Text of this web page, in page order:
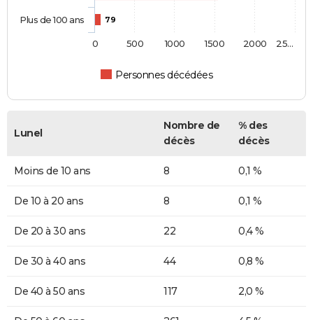
79
Personnes décédées
Plus de 100 ans
0 500 1000 1500 2000 25…
Lunel
Nombre de
décès
% des
décès
Moins de 10 ans 8 0,1 %
De 10 à 20 ans 8 0,1 %
De 20 à 30 ans 22 0,4 %
De 30 à 40 ans 44 0,8 %
De 40 à 50 ans 117 2,0 %